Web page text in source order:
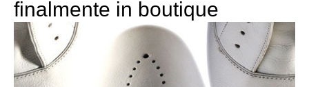
finalmente in boutique